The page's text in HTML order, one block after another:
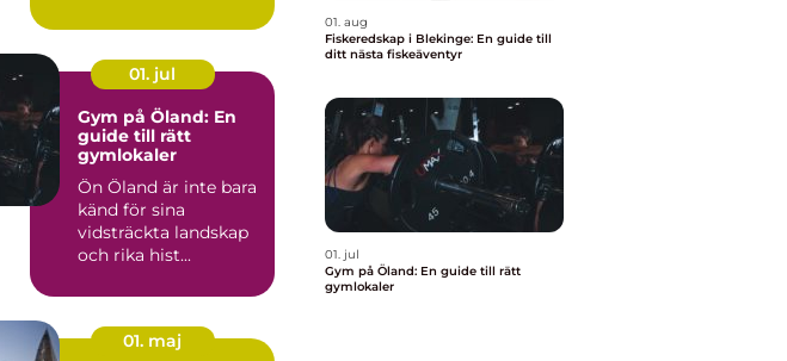
01. jul
Gym på Öland: En
guide till rätt
gymlokaler
Ön Öland är inte bara
känd för sina
vidsträckta landskap
och rika hist...
01. maj
01. aug
Fiskeredskap i Blekinge: En guide till
ditt nästa fiskeäventyr
01. jul
Gym på Öland: En guide till rätt
gymlokaler